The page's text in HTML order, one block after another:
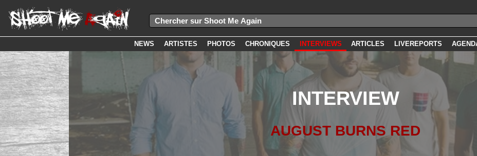
NEWS ARTISTES PHOTOS CHRONIQUES INTERVIEWS ARTICLES LIVEREPORTS
INTERVIEW
AUGUST BURNS RED